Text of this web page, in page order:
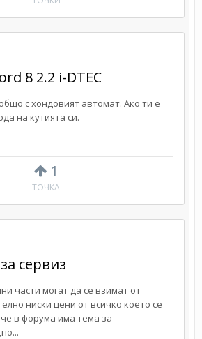
1
ТОЧКА
8 2.2 i-DTEC
с хондовият автомат. Ако ти е
на кутията си.
сервиз
части могат да се взимат от
ниски цени от всичко което се
в форума има тема за